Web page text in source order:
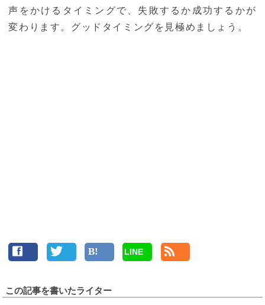
声をかけるタイミングで、失敗するか成功するかが
変わります。グッドタイミングを見極めましょう。
LINE
この記事を書いたライター